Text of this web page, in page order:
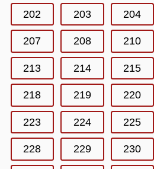
202 203 204
207 208 210
213 214 215
218 219 220
223 224 225
228 229 230